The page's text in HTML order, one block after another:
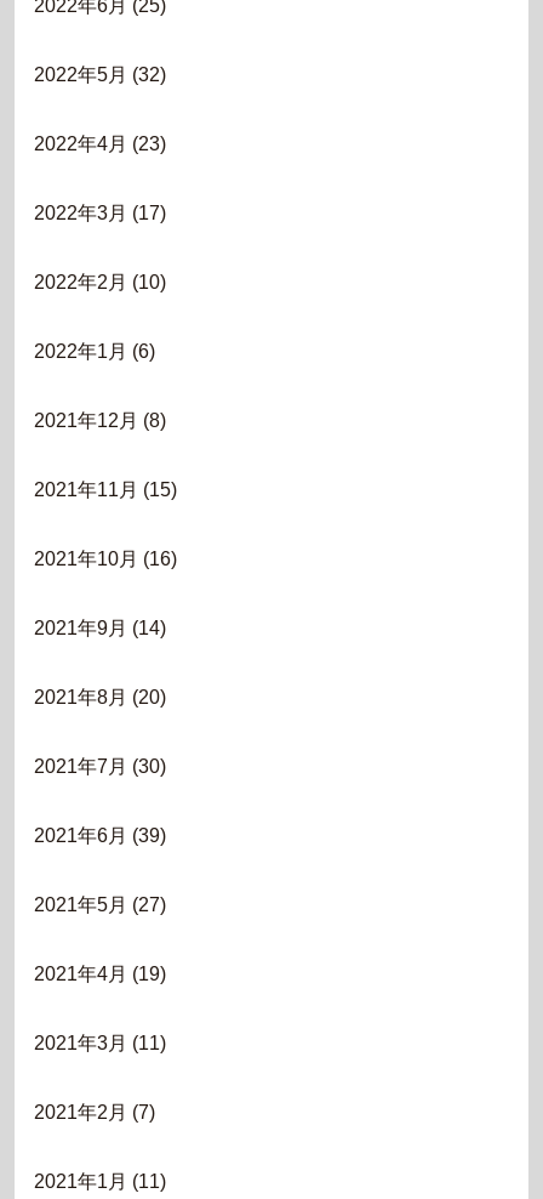
2022年6月 (25)
2022年5月 (32)
2022年4月 (23)
2022年3月 (17)
2022年2月 (10)
2022年1月 (6)
2021年12月 (8)
2021年11月 (15)
2021年10月 (16)
2021年9月 (14)
2021年8月 (20)
2021年7月 (30)
2021年6月 (39)
2021年5月 (27)
2021年4月 (19)
2021年3月 (11)
2021年2月 (7)
2021年1月 (11)